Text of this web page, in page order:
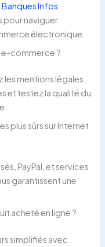
Banques Infos
pour naviguer
électronique.
e-commerce ?
mentions légales,
et testez la qualité du
plus sûrs sur Internet
PayPal, et services
garantissent une
acheté en ligne ?
simplifiés avec